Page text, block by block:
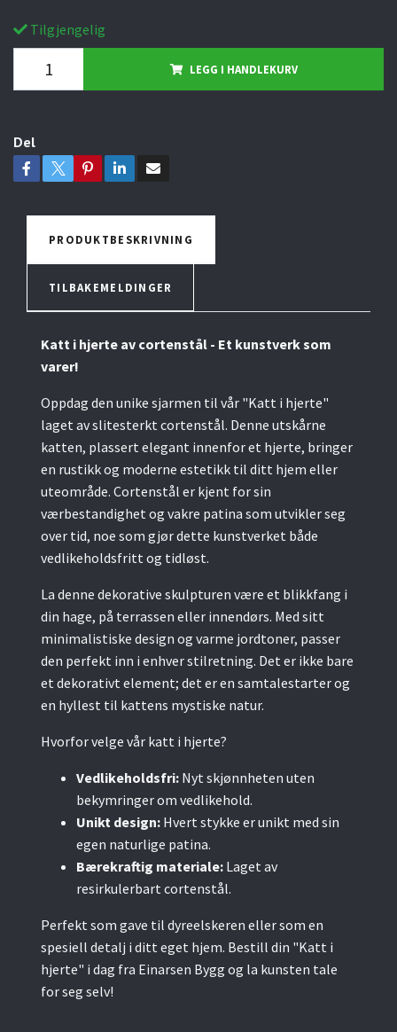
Tilgjengelig
LEGG I HANDLEKURV
Del
PRODUKTBESKRIVNING
TILBAKEMELDINGER
Katt i hjerte av cortenstål - Et kunstverk som
varer!
Oppdag den unike sjarmen til vår "Katt i hjerte"
laget av slitesterkt cortenstål. Denne utskårne
katten, plassert elegant innenfor et hjerte, bringer
en rustikk og moderne estetikk til ditt hjem eller
uteområde. Cortenstål er kjent for sin
værbestandighet og vakre patina som utvikler seg
over tid, noe som gjør dette kunstverket både
vedlikeholdsfritt og tidløst.
La denne dekorative skulpturen være et blikkfang i
din hage, på terrassen eller innendørs. Med sitt
minimalistiske design og varme jordtoner, passer
den perfekt inn i enhver stilretning. Det er ikke bare
et dekorativt element; det er en samtalestarter og
en hyllest til kattens mystiske natur.
Hvorfor velge vår katt i hjerte?
Vedlikeholdsfri: Nyt skjønnheten uten
bekymringer om vedlikehold.
Unikt design: Hvert stykke er unikt med sin
egen naturlige patina.
Bærekraftig materiale: Laget av
resirkulerbart cortenstål.
Perfekt som gave til dyreelskeren eller som en
spesiell detalj i ditt eget hjem. Bestill din "Katt i
hjerte" i dag fra Einarsen Bygg og la kunsten tale
for seg selv!